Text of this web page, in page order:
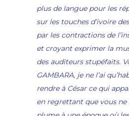
plus de langue pour les
sur les touches d’ivoire
par les contractions de
et croyant exprimer la
des auditeurs stupéfaits.
GAMBARA, je ne l’ai
rendre à César ce qui
en regrettant que vous ne